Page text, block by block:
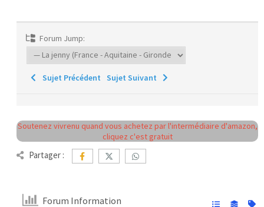
Forum Jump:
Sujet Précédent Sujet Suivant
Soutenez vivrenu quand vous achetez par l'intermédiaire d'amazon,
cliquez c'est gratuit
Partager :
Forum Information